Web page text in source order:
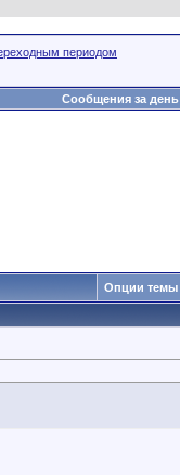
периодом
Сообщения за день
Опции темы